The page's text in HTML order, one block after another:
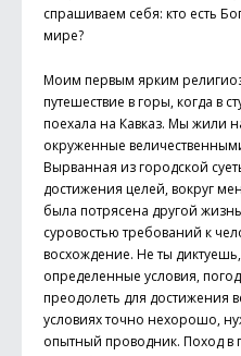
спрашиваем себя: кто есть
мире?
Моим первым ярким
путешествие в горы, когда в
поехала на Кавказ. Мы жили
окруженные
Вырванная из городской
достижения целей, вокруг
была потрясена другой
суровостью требований к
восхождение. Не ты
определенные условия,
преодолеть для достижения
условиях точно нехорошо,
опытный проводник. Поход в